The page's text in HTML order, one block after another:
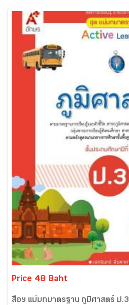
Price 48 Baht
สื่อฯ แม่บทมาตรฐาน ภูมิศาสตร์ ป.3